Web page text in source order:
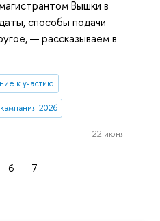
Вышки в
способы подачи
— рассказываем в
к участию
2026
22 июня
6 7